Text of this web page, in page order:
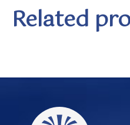
hi
n
as
Related